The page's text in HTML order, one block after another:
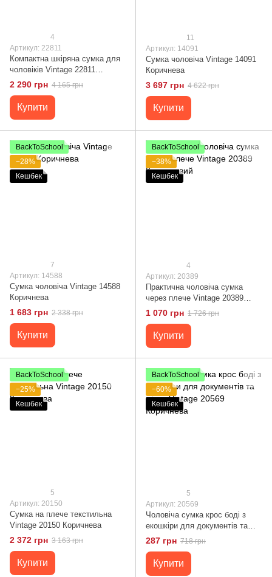
4
Артикул: 22811
Компактна шкіряна сумка для
чоловіків Vintage 22811
Коричнева
2 290 грн 4 165 грн
Купити
11
Артикул: 14091
Сумка чоловіча Vintage 14091
Коричнева
3 697 грн 4 622 грн
Купити
BackToSchool
−28%
Кешбек
7
Артикул: 14588
Сумка чоловіча Vintage 14588
Коричнева
1 683 грн 2 338 грн
Купити
BackToSchool
−38%
Кешбек
4
Артикул: 20389
Практична чоловіча сумка
через плече Vintage 20389
Коричневий
1 070 грн 1 726 грн
Купити
BackToSchool
−25%
Кешбек
5
Артикул: 20150
Сумка на плече текстильна
Vintage 20150 Коричнева
2 372 грн 3 163 грн
Купити
BackToSchool
−60%
Кешбек
5
Артикул: 20569
Чоловіча сумка крос боді з
екошкіри для документів та
міста Vintage 20569 Коричнева
287 грн 718 грн
Купити